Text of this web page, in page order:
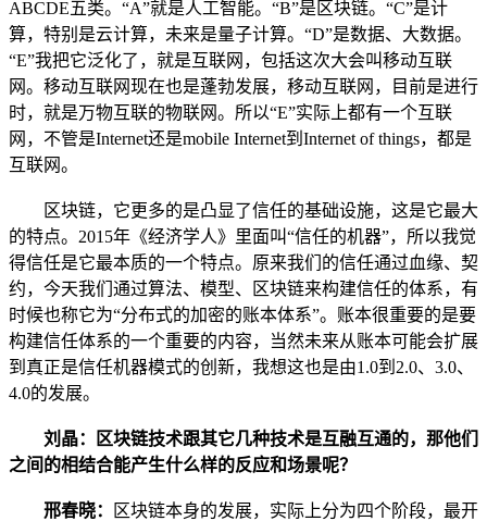
ABCDE五类。“A”就是人工智能。“B”是区块链。“C”是计
算，特别是云计算，未来是量子计算。“D”是数据、大数据。
“E”我把它泛化了，就是互联网，包括这次大会叫移动互联
网。移动互联网现在也是蓬勃发展，移动互联网，目前是进行
时，就是万物互联的物联网。所以“E”实际上都有一个互联
网，不管是Internet还是mobile Internet到Internet of things，都是
互联网。
区块链，它更多的是凸显了信任的基础设施，这是它最大
的特点。2015年《经济学人》里面叫“信任的机器”，所以我觉
得信任是它最本质的一个特点。原来我们的信任通过血缘、契
约，今天我们通过算法、模型、区块链来构建信任的体系，有
时候也称它为“分布式的加密的账本体系”。账本很重要的是要
构建信任体系的一个重要的内容，当然未来从账本可能会扩展
到真正是信任机器模式的创新，我想这也是由1.0到2.0、3.0、
4.0的发展。
刘晶：区块链技术跟其它几种技术是互融互通的，那他们
之间的相结合能产生什么样的反应和场景呢？
邢春晓：
区块链本身的发展，实际上分为四个阶段，最开